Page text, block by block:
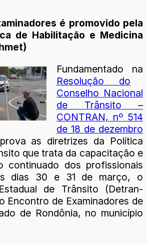
é promovido pela
de Habilitação e Medicina
Fundamentado na
Resolução do
Conselho Nacional
de Trânsito –
CONTRAN, nº 514
de 18 de dezembro
as diretrizes da Política
que trata da capacitação e
continuado dos profissionais
dias 30 e 31 de março, o
de Trânsito (Detran-
Encontro de Examinadores de
de Rondônia, no município